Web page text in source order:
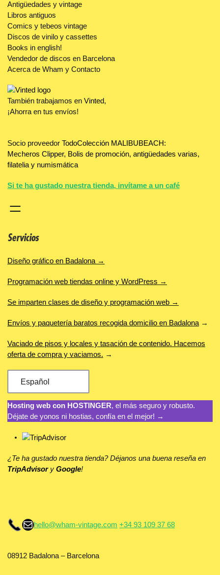
Antigüedades y vintage
Libros antiguos
Comics y tebeos vintage
Discos de vinilo y cassettes
Books in english!
Vendedor de discos en Barcelona
Acerca de Wham y Contacto
También trabajamos en Vinted,
¡Ahorra en tus envíos!
Socio proveedor TodoColección MALIBUBEACH:
Mecheros Clipper, Bolis de promoción, antigüedades varias,
filatelia y numismática
Si te ha gustado nuestra tienda, invítame a un café
Servicios
Diseño gráfico en Badalona →
Programación web tiendas online y WordPress →
Se imparten clases de diseño y programación web →
Envíos y paquetería baratos recogida domicilio en Badalona →
Vaciado de pisos y locales y tasación de contenido. Hacemos
oferta de compra y vaciamos. →
Español
Hosting web con HOSTINGER, el más seguro y robusto.
Déjate de yonos ni hostias, confía en el mejor! →
¿Te ha gustado nuestra tienda? Déjanos una buena reseña en
TripAdvisory Google!
Correo electrónico
hello@wham-vintage.com +34 93 109 37 68
08912 Badalona – Barcelona